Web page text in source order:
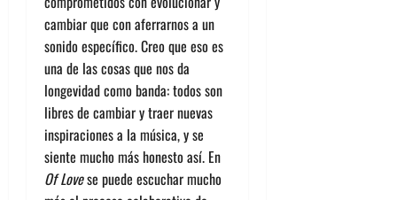
cambiar que con aferrarnos a un
sonido específico. Creo que eso es
una de las cosas que nos da
longevidad como banda: todos son
libres de cambiar y traer nuevas
inspiraciones a la música, y se
siente mucho más honesto así. En
Of Lovese puede escuchar mucho